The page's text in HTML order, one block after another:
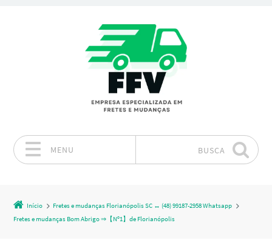
MENU BUSCA
Início
Fretes e mudanças Florianópolis SC ↔ (48) 99187-2958 Whatsapp
Fretes e mudanças Bom Abrigo ⇒【Nº1】de Florianópolis